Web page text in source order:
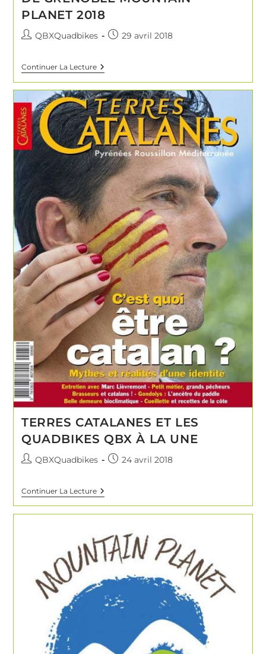
PLANET 2018
QBXQuadbikes 29 avril 2018
Continuer La Lecture
TERRES CATALANES ET LES
QUADBIKES QBX À LA UNE
QBXQuadbikes 24 avril 2018
Continuer La Lecture